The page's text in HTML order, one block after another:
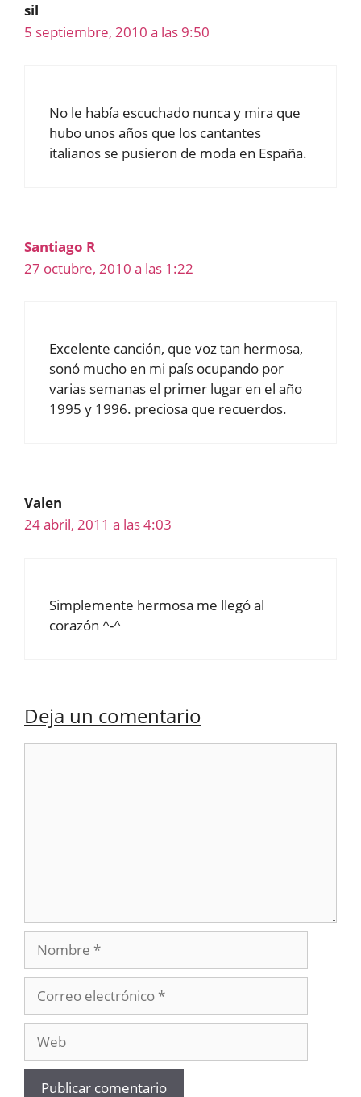
sil
5 septiembre, 2010 a las 9:50
No le había escuchado nunca y mira que
hubo unos años que los cantantes
italianos se pusieron de moda en España.
Santiago R
27 octubre, 2010 a las 1:22
Excelente canción, que voz tan hermosa,
sonó mucho en mi país ocupando por
varias semanas el primer lugar en el año
1995 y 1996. preciosa que recuerdos.
Valen
24 abril, 2011 a las 4:03
Simplemente hermosa me llegó al
corazón ^-^
Deja un comentario
Nombre
electrónico